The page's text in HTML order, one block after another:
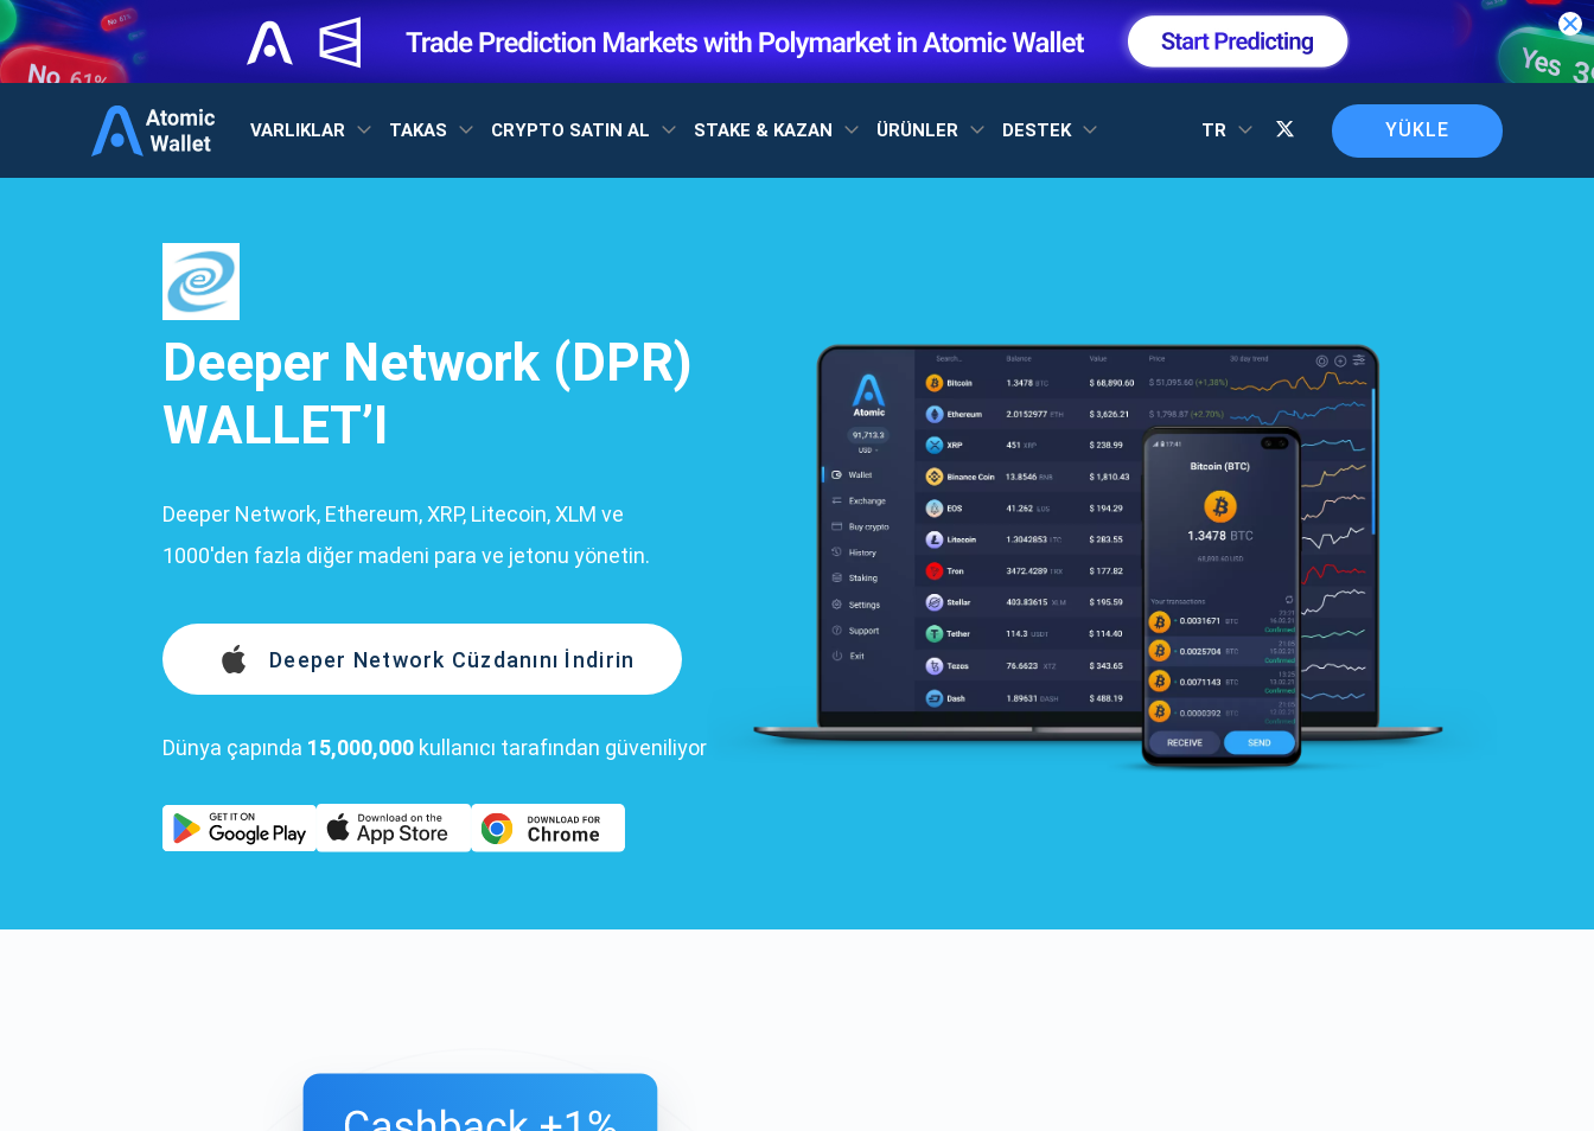
VARLIKLAR TAKAS CRYPTO SATIN AL STAKE & KAZAN ÜRÜNLER DESTEK TR YÜKLE
Deeper Network (DPR)
WALLET’I
Deeper Network, Ethereum, XRP, Litecoin, XLM ve
1000'den fazla diğer madeni para ve jetonu yönetin.
Deeper Network Cüzdanını İndirin
Dünya çapında 15,000,000 kullanıcı tarafından güveniliyor